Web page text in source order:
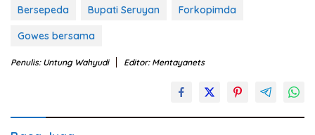
Bersepeda Bupati Seruyan Forkopimda
Gowes bersama
Penulis: Untung Wahyudi Editor: Mentayanets